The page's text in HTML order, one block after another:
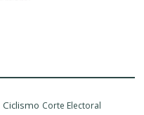
Ciclismo Corte Electoral